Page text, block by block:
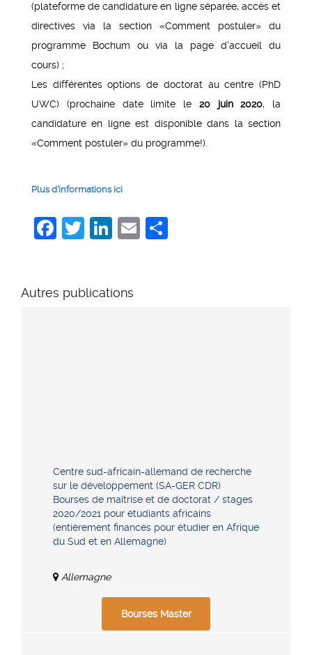
(plateforme de candidature en ligne séparée, accès et
directives via la section «Comment postuler» du
programme Bochum ou via la page d’accueil du
cours) ;
Les différentes options de doctorat au centre (PhD
UWC) (prochaine date limite le 20 juin 2020, la
candidature en ligne est disponible dans la section
«Comment postuler» du programme!).
Plus d’informations ici
Facebook
Twitter
LinkedIn
Email
Autres publications
Centre sud-africain-allemand de recherche
sur le développement (SA-GER CDR)
Bourses de maîtrise et de doctorat / stages
2020/2021 pour étudiants africains
(entièrement financés pour étudier en Afrique
du Sud et en Allemagne)
Allemagne
Bourses Master